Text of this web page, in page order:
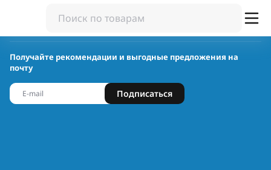
Получайте рекомендации и выгодные предложения на
почту
Подписаться